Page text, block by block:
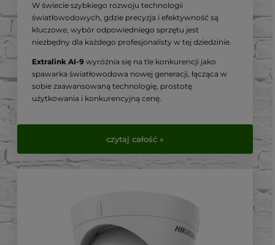
W świecie szybkiego rozwoju technologii
światłowodowych, gdzie precyzja i efektywność są
kluczowe, wybór odpowiedniego sprzętu jest
niezbędny dla każdego profesjonalisty w tej dziedzinie.
Extralink AI-9 wyróżnia się na tle konkurencji jako
spawarka światłowodowa nowej generacji, łącząca w
sobie zaawansowaną technologię, prostotę
użytkowania i konkurencyjną cenę.
instalatorów światłowodowych.
czytaj całość »